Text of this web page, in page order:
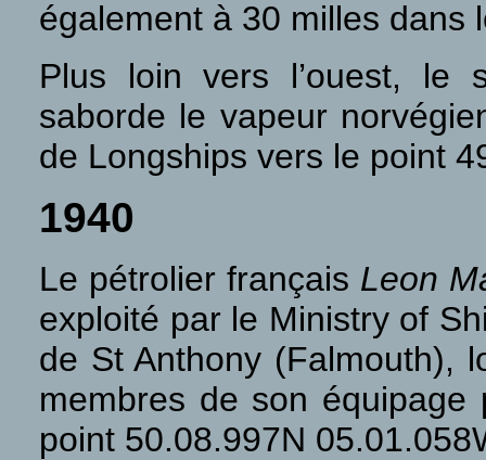
également à 30 milles dans
Plus loin vers l’ouest, le
saborde le vapeur
de Longships vers le point
1940
Le pétrolier français Leon
exploité par le Ministry of
de St Anthony (Falmouth),
membres de son
point 50.08.997N